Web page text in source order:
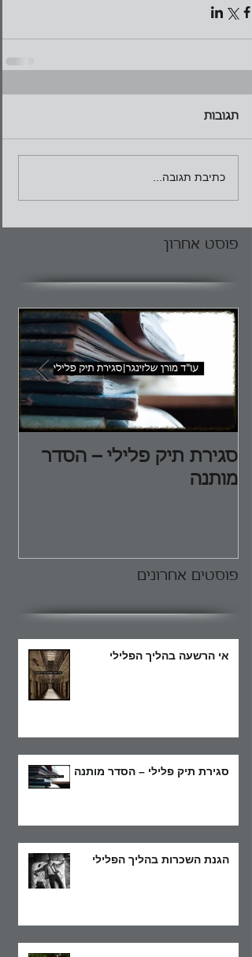
תגובות
כתיבת תגובה...
פוסט אחרון
סגירת תיק פלילי – הסדר
מותנה
פוסטים אחרונים
אי הרשעה בהליך הפלילי
סגירת תיק פלילי – הסדר מותנה
הגנת השכרות בהליך הפלילי